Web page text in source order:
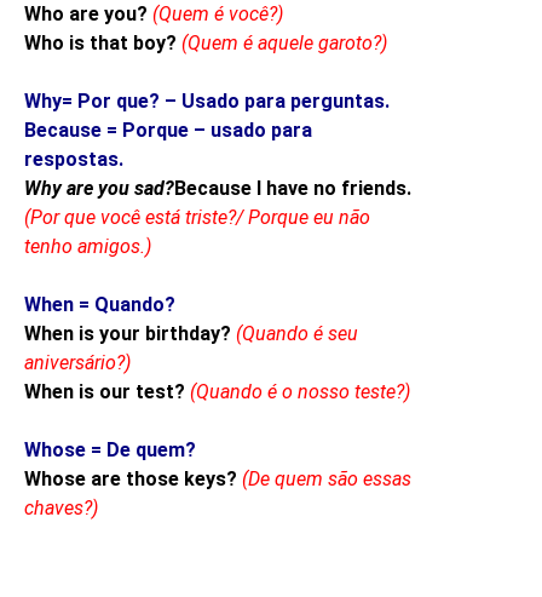
Who are you? (Quem é você?)
Who is that boy? (Quem é aquele garoto?)
Why= Por que? – Usado para perguntas.
Because = Porque – usado para
respostas.
Why are you sad?Because I have no friends.
(Por que você está triste?/ Porque eu não
tenho amigos.)
When = Quando?
When is your birthday? (Quando é seu
aniversário?)
When is our test? (Quando é o nosso teste?)
Whose = De quem?
Whose are those keys? (De quem são essas
chaves?)